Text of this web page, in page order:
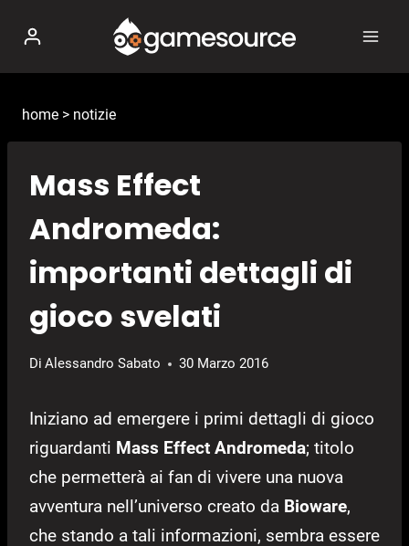
contenuto
home > notizie
Mass Effect
Andromeda:
importanti dettagli di
gioco svelati
Di Alessandro Sabato 30 Marzo 2016
Iniziano ad emergere i primi dettagli di gioco
riguardanti Mass Effect Andromeda; titolo
che permetterà ai fan di vivere una nuova
avventura nell’universo creato da Bioware,
che stando a tali informazioni, sembra essere